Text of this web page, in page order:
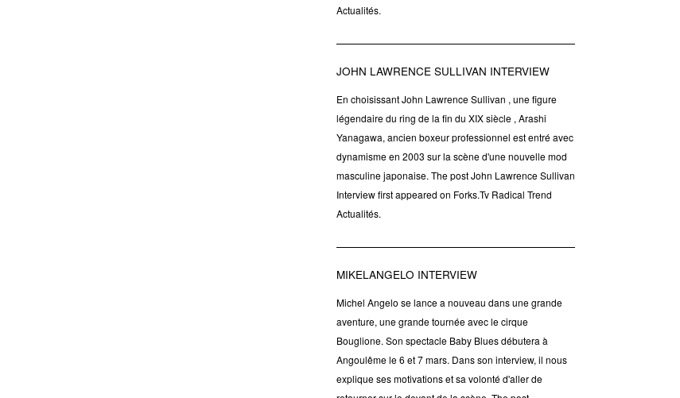
Actualités.
JOHN LAWRENCE SULLIVAN INTERVIEW
En choisissant John Lawrence Sullivan , une figure
légendaire du ring de la fin du XIX siècle , Arashi
Yanagawa, ancien boxeur professionnel est entré avec
dynamisme en 2003 sur la scène d'une nouvelle mod
masculine japonaise. The post John Lawrence Sullivan
Interview first appeared on Forks.Tv Radical Trend
Actualités.
MIKELANGELO INTERVIEW
Michel Angelo se lance a nouveau dans une grande
aventure, une grande tournée avec le cirque
Bouglione. Son spectacle Baby Blues débutera à
Angoulême le 6 et 7 mars. Dans son interview, il nous
explique ses motivations et sa volonté d'aller de